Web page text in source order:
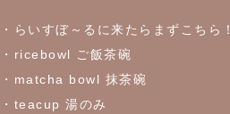
≪おすすめ≫冷たいドリンクいかが
2023/6/7
これからの季節にぴったりなトルコ
・らいすぼ～るに来たらまずこちら！
・ricebowl ご飯茶碗
・matcha bowl 抹茶碗
・teacup 湯のみ